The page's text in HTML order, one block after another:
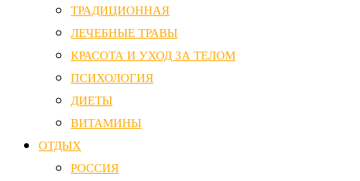
ТРАДИЦИОННАЯ
ЛЕЧЕБНЫЕ ТРАВЫ
КРАСОТА И УХОД ЗА ТЕЛОМ
ПСИХОЛОГИЯ
ДИЕТЫ
ВИТАМИНЫ
ОТДЫХ
РОССИЯ